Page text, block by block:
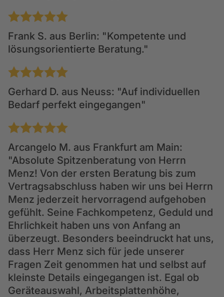
1 2 3 4 5
Frank S. aus Berlin: "Kompetente und
lösungsorientierte Beratung."
1 2 3 4 5
Gerhard D. aus Neuss: "Auf individuellen
Bedarf perfekt eingegangen"
1 2 3 4 5
Arcangelo M. aus Frankfurt am Main:
"Absolute Spitzenberatung von Herrn
Menz! Von der ersten Beratung bis zum
Vertragsabschluss haben wir uns bei Herrn
Menz jederzeit hervorragend aufgehoben
gefühlt. Seine Fachkompetenz, Geduld und
Ehrlichkeit haben uns von Anfang an
überzeugt. Besonders beeindruckt hat uns,
dass Herr Menz sich für jede unserer
Fragen Zeit genommen hat und selbst auf
kleinste Details eingegangen ist. Egal ob
Geräteauswahl, Arbeitsplattenhöhe,